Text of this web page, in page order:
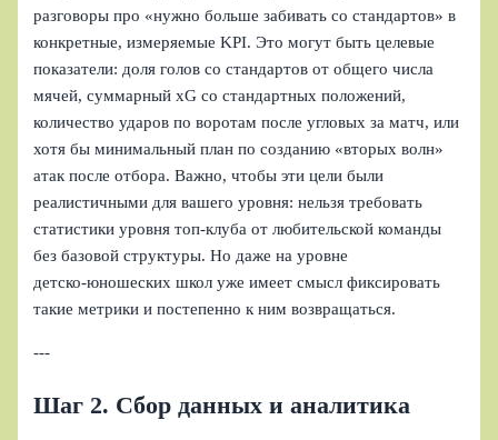
разговоры про «нужно больше забивать со стандартов» в
конкретные, измеряемые KPI. Это могут быть целевые
показатели: доля голов со стандартов от общего числа
мячей, суммарный xG со стандартных положений,
количество ударов по воротам после угловых за матч, или
хотя бы минимальный план по созданию «вторых волн»
атак после отбора. Важно, чтобы эти цели были
реалистичными для вашего уровня: нельзя требовать
статистики уровня топ‑клуба от любительской команды
без базовой структуры. Но даже на уровне
детско‑юношеских школ уже имеет смысл фиксировать
такие метрики и постепенно к ним возвращаться.
---
Шаг 2. Сбор данных и аналитика